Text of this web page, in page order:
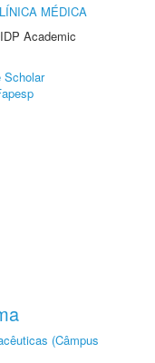
MÉDICA
Academic
Scholar
(Câmpus